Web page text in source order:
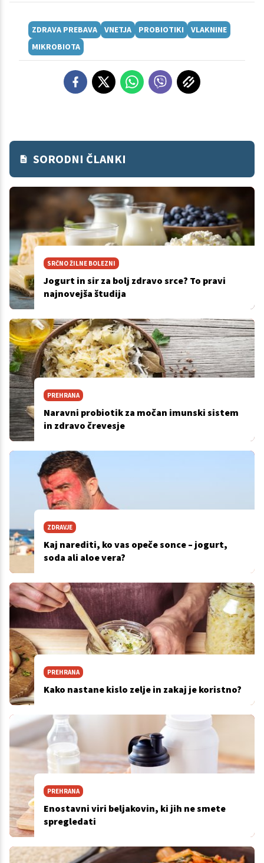
ZDRAVA PREBAVA VNETJA PROBIOTIKI
VLAKNINE
MIKROBIOTA
SORODNI ČLANKI
SRČNO ŽILNE BOLEZNI
Jogurt in sir za bolj zdravo srce? To pravi
najnovejša študija
PREHRANA
Naravni probiotik za močan imunski sistem
in zdravo črevesje
ZDRAVJE
Kaj narediti, ko vas opeče sonce – jogurt,
soda ali aloe vera?
PREHRANA
Kako nastane kislo zelje in zakaj je koristno?
PREHRANA
Enostavni viri beljakovin, ki jih ne smete
spregledati